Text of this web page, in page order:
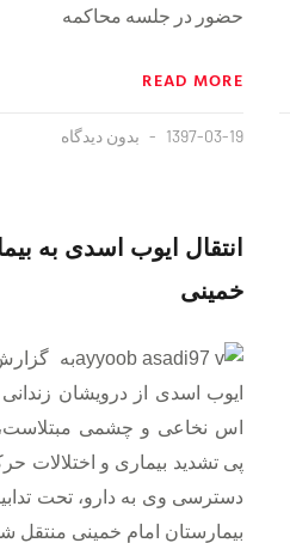
حضور در جلسه محاکمه
READ MORE
1397-03-19 بدون دیدگاه
انتقال ایوب اسدی به
خمینی
به
ایوب اسدی از درویشان
اس نخاعی و چشمی
پی تشدید بیماری و اختلالات
دسترسی وی به دارو، تحت
بیمارستان امام خمینی منتقل